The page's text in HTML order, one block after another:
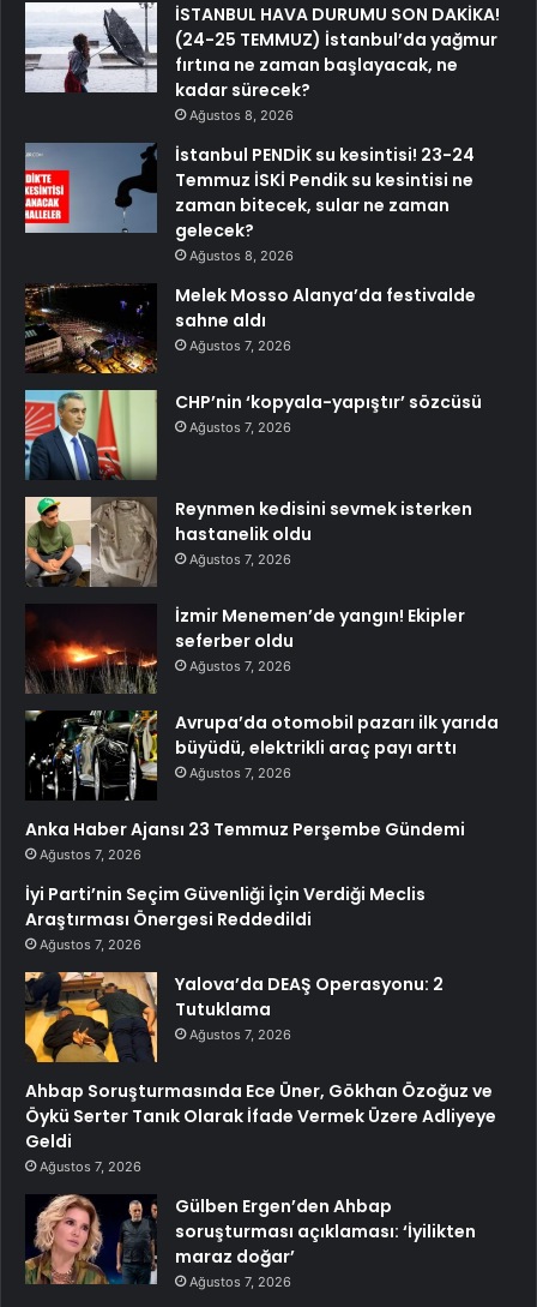
İSTANBUL HAVA DURUMU SON DAKİKA!
(24-25 TEMMUZ) İstanbul’da yağmur
fırtına ne zaman başlayacak, ne
kadar sürecek?
Ağustos 8, 2026
İstanbul PENDİK su kesintisi! 23-24
Temmuz İSKİ Pendik su kesintisi ne
zaman bitecek, sular ne zaman
gelecek?
Ağustos 8, 2026
Melek Mosso Alanya’da festivalde
sahne aldı
Ağustos 7, 2026
CHP’nin ‘kopyala-yapıştır’ sözcüsü
Ağustos 7, 2026
Reynmen kedisini sevmek isterken
hastanelik oldu
Ağustos 7, 2026
İzmir Menemen’de yangın! Ekipler
seferber oldu
Ağustos 7, 2026
Avrupa’da otomobil pazarı ilk yarıda
büyüdü, elektrikli araç payı arttı
Ağustos 7, 2026
Anka Haber Ajansı 23 Temmuz Perşembe Gündemi
Ağustos 7, 2026
İyi Parti’nin Seçim Güvenliği İçin Verdiği Meclis
Araştırması Önergesi Reddedildi
Ağustos 7, 2026
Yalova’da DEAŞ Operasyonu: 2
Tutuklama
Ağustos 7, 2026
Ahbap Soruşturmasında Ece Üner, Gökhan Özoğuz ve
Öykü Serter Tanık Olarak İfade Vermek Üzere Adliyeye
Geldi
Ağustos 7, 2026
Gülben Ergen’den Ahbap
soruşturması açıklaması: ‘İyilikten
maraz doğar’
Ağustos 7, 2026